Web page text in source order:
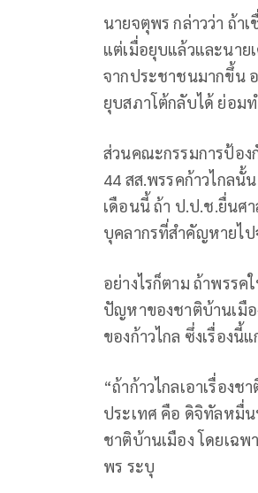
นายจตุพร กล่าวว่า ถ้า
แต่เมื่อยุบแล้วและนาย
จากประชาชนมากขึ้น
ยุบสภาโต้กลับได้ ย่อม
ส่วนคณะกรรมการป้อง
44 สส.พรรคก้าวไกลนั้
เดือนนี้ ถ้า ป.ป.ช.ยื่นศ
บุคลากรที่สำคัญหายไ
อย่างไรก็ตาม ถ้าพรรค
ปัญหาของชาติบ้านเมือ
ของก้าวไกล ซึ่งเรื่องนี้
“ถ้าก้าวไกลเอาเรื่อง
ประเทศ คือ ดิจิทัลหมื่
ชาติบ้านเมือง โดยเฉ
พร ระบุ